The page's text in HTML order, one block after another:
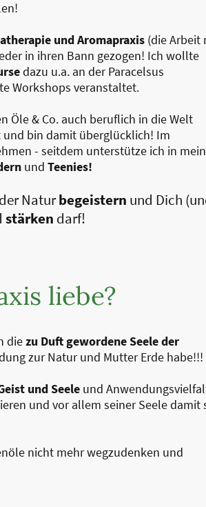
und Aromapraxis (die Arbeit
in ihren Bann gezogen! Ich wollte
dazu u.a. an der Paracelsus
Workshops veranstaltet.
Öle & Co. auch beruflich in die Welt
und bin damit überglücklich! Im
- seitdem unterstütze ich in
und Teenies!
Naturbegeistern und Dich
stärken darf!
liebe?
diezu Duft gewordene Seele der
zur Natur und Mutter Erde habe!!!
und Seele und
und vor allem seiner Seele damit
nicht mehr wegzudenken und